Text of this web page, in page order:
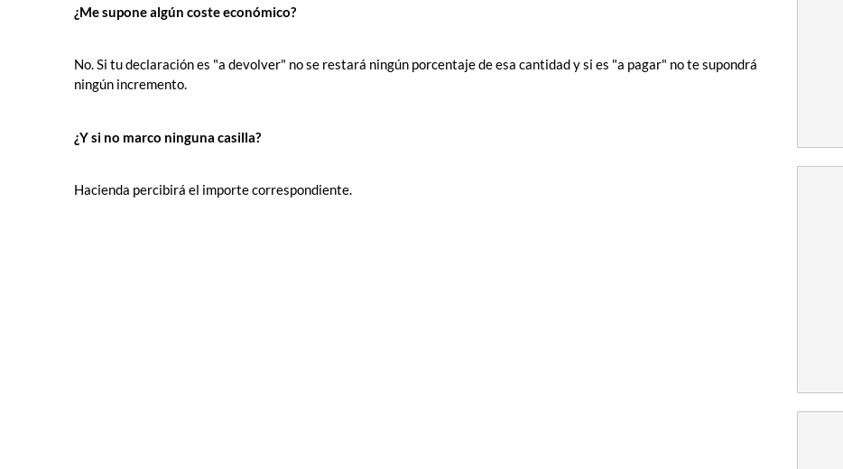
¿Me supone algún coste económico?
No. Si tu declaración es "a devolver" no se restará ningún porcentaje de esa cantidad y si es "a pagar" no te supondrá
ningún incremento.
¿Y si no marco ninguna casilla?
Hacienda percibirá el importe correspondiente.